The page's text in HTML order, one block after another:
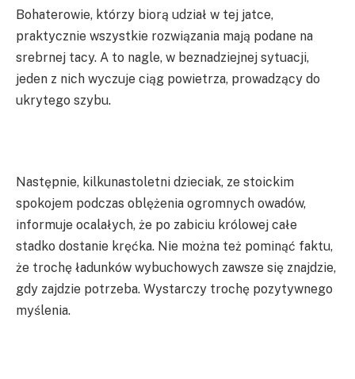
Bohaterowie, którzy biorą udział w tej jatce,
praktycznie wszystkie rozwiązania mają podane na
srebrnej tacy. A to nagle, w beznadziejnej sytuacji,
jeden z nich wyczuje ciąg powietrza, prowadzący do
ukrytego szybu.
Następnie, kilkunastoletni dzieciak, ze stoickim
spokojem podczas oblężenia ogromnych owadów,
informuje ocalałych, że po zabiciu królowej całe
stadko dostanie kręćka. Nie można też pominąć faktu,
że trochę ładunków wybuchowych zawsze się znajdzie,
gdy zajdzie potrzeba. Wystarczy trochę pozytywnego
myślenia.